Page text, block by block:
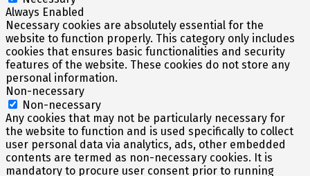
Always Enabled
Necessary cookies are absolutely essential for the
website to function properly. This category only includes
cookies that ensures basic functionalities and security
features of the website. These cookies do not store any
personal information.
Non-necessary
Non-necessary
Any cookies that may not be particularly necessary for
the website to function and is used specifically to collect
user personal data via analytics, ads, other embedded
contents are termed as non-necessary cookies. It is
mandatory to procure user consent prior to running